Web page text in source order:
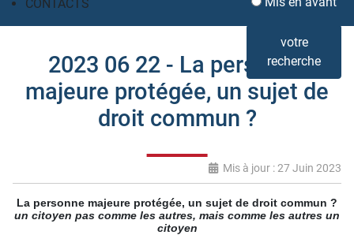
CONTACTS
votre
recherche
2023 06 22 - La personne
majeure protégée, un sujet de
droit commun ?
Mis à jour : 27 Juin 2023
La personne majeure protégée, un sujet de droit commun ?
un citoyen pas comme les autres, mais comme les autres un
citoyen